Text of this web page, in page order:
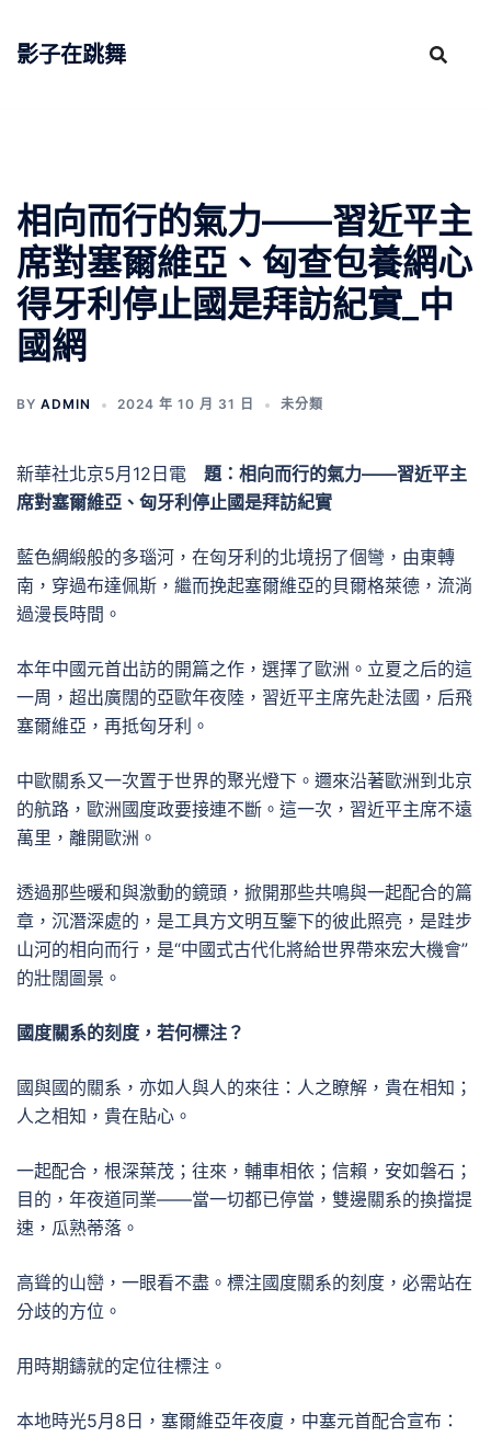
影子在跳舞
相向而行的氣力——習近平主
席對塞爾維亞、匈查包養網心
得牙利停止國是拜訪紀實_中
國網
BY ADMIN 2024 年 10 月 31 日 未分類
新華社北京5月12日電 題：相向而行的氣力——習近平主
席對塞爾維亞、匈牙利停止國是拜訪紀實
藍色綢緞般的多瑙河，在匈牙利的北境拐了個彎，由東轉
南，穿過布達佩斯，繼而挽起塞爾維亞的貝爾格萊德，流淌
過漫長時間。
本年中國元首出訪的開篇之作，選擇了歐洲。立夏之后的這
一周，超出廣闊的亞歐年夜陸，習近平主席先赴法國，后飛
塞爾維亞，再抵匈牙利。
中歐關系又一次置于世界的聚光燈下。邇來沿著歐洲到北京
的航路，歐洲國度政要接連不斷。這一次，習近平主席不遠
萬里，離開歐洲。
透過那些暖和與激動的鏡頭，掀開那些共鳴與一起配合的篇
章，沉潛深處的，是工具方文明互鑒下的彼此照亮，是跬步
山河的相向而行，是“中國式古代化將給世界帶來宏大機會”
的壯闊圖景。
國度關系的刻度，若何標注？
國與國的關系，亦如人與人的來往：人之瞭解，貴在相知；
人之相知，貴在貼心。
一起配合，根深葉茂；往來，輔車相依；信賴，安如磐石；
目的，年夜道同業——當一切都已停當，雙邊關系的換擋提
速，瓜熟蒂落。
高聳的山巒，一眼看不盡。標注國度關系的刻度，必需站在
分歧的方位。
用時期鑄就的定位往標注。
本地時光5月8日，塞爾維亞年夜廈，中塞元首配合宣布：